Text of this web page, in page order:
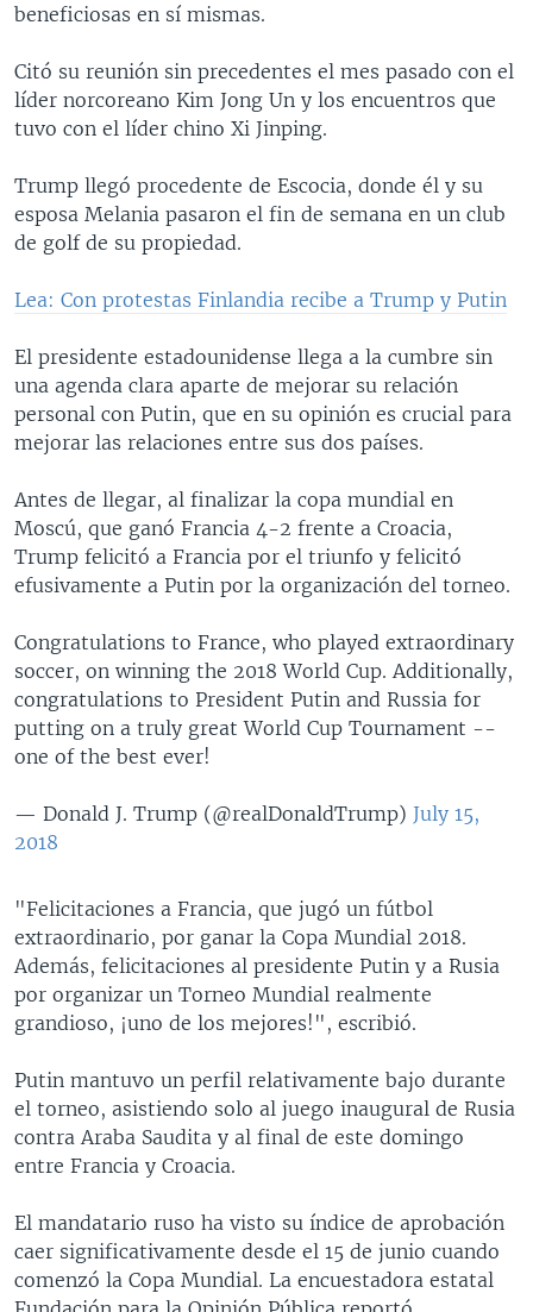
beneficiosas en sí mismas.
Citó su reunión sin precedentes el mes pasado con el
líder norcoreano Kim Jong Un y los encuentros que
tuvo con el líder chino Xi Jinping.
Trump llegó procedente de Escocia, donde él y su
esposa Melania pasaron el fin de semana en un club
de golf de su propiedad.
Lea: Con protestas Finlandia recibe a Trump y Putin
El presidente estadounidense llega a la cumbre sin
una agenda clara aparte de mejorar su relación
personal con Putin, que en su opinión es crucial para
mejorar las relaciones entre sus dos países.
Antes de llegar, al finalizar la copa mundial en
Moscú, que ganó Francia 4-2 frente a Croacia,
Trump felicitó a Francia por el triunfo y felicitó
efusivamente a Putin por la organización del torneo.
Congratulations to France, who played extraordinary
soccer, on winning the 2018 World Cup. Additionally,
congratulations to President Putin and Russia for
putting on a truly great World Cup Tournament --
one of the best ever!
— Donald J. Trump (@realDonaldTrump) July 15,
2018
"Felicitaciones a Francia, que jugó un fútbol
extraordinario, por ganar la Copa Mundial 2018.
Además, felicitaciones al presidente Putin y a Rusia
por organizar un Torneo Mundial realmente
grandioso, ¡uno de los mejores!", escribió.
Putin mantuvo un perfil relativamente bajo durante
el torneo, asistiendo solo al juego inaugural de Rusia
contra Araba Saudita y al final de este domingo
entre Francia y Croacia.
El mandatario ruso ha visto su índice de aprobación
caer significativamente desde el 15 de junio cuando
comenzó la Copa Mundial. La encuestadora estatal